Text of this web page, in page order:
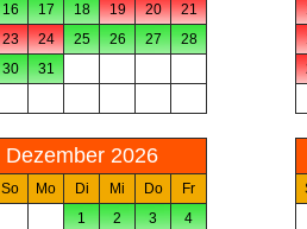
16 17 18 19 20
21
23 24 25 26 27
28
30 31
Dezember 2026
So Mo Di Mi Do
Fr
1
2 3
4